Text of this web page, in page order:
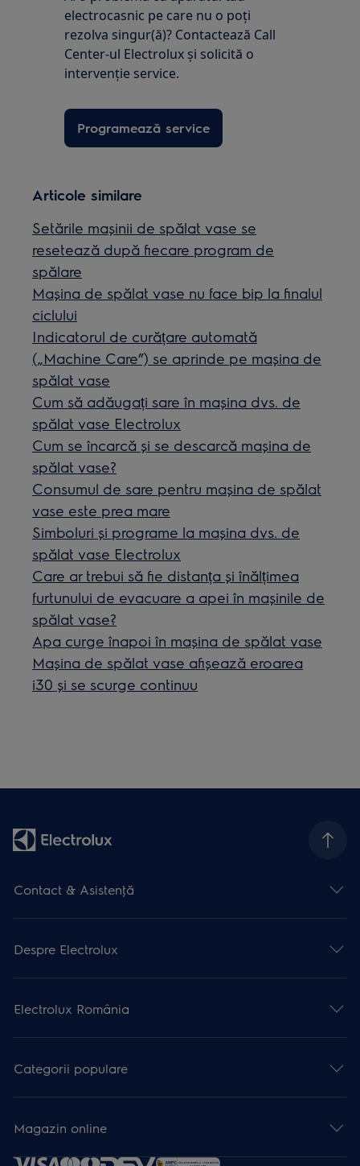
electrocasnic pe care nu o poţi
rezolva singur(ă)? Contactează Call
Center-ul Electrolux și solicită o
intervenţie service.
Programează service
Articole similare
Setările mașinii de spălat vase se
resetează după fiecare program de
spălare
Mașina de spălat vase nu face bip la finalul
ciclului
Indicatorul de curățare automată
(„Machine Care”) se aprinde pe mașina de
spălat vase
Cum să adăugați sare în mașina dvs. de
spălat vase Electrolux
Cum se încarcă și se descarcă mașina de
spălat vase?
Consumul de sare pentru mașina de spălat
vase este prea mare
Simboluri și programe la mașina dvs. de
spălat vase Electrolux
Care ar trebui să fie distanța și înălțimea
furtunului de evacuare a apei în mașinile de
spălat vase?
Apa curge înapoi în mașina de spălat vase
Maşina de spălat vase afişează eroarea
i30 şi se scurge continuu
Contact & Asistenţă
Despre Electrolux
Electrolux România
Categorii populare
Magazin online